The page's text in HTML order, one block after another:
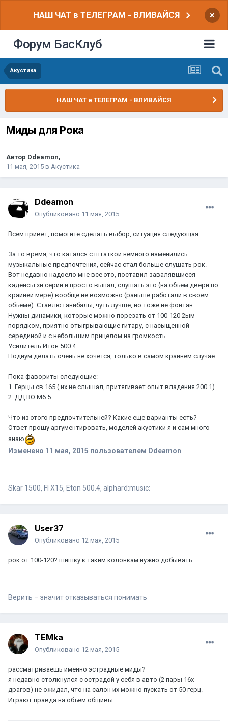
НАШ ЧАТ в ТЕЛЕГРАМ - ВЛИВАЙСЯ ×
Форум БасКлуб
Акустика
НАШ ЧАТ в ТЕЛЕГРАМ - ВЛИВАЙСЯ
Миды для Рока
Автор Ddeamon,
11 мая, 2015 в Акустика
Ddeamon
Опубликовано 11 мая, 2015
Всем привет, помогите сделать выбор, ситуация следующая:
За то время, что катался с штаткой немного изменились
музыкальные предпочтения, сейчас стал больше слушать рок.
Вот недавно надоело мне все это, поставил завалявшиеся
каденсы хн серии и просто выпал, слушать это (на объем двери по
крайней мере) вообще не возможно (раньше работали в своем
объеме). Ставлю ганибалы, чуть лучше, но тоже не фонтан.
Нужны динамики, которые можно порезать от 100-120 2ым
порядком, приятно отыгрывающие гитару, с насыщенной
серединой и с небольшим прицелом на громкость.
Усилитель Итон 500.4
Подиум делать очень не хочется, только в самом крайнем случае.
Пока фавориты следующие:
1. Герцы св 165 ( их не слышал, притягивает опыт владения 200.1)
2. ДД ВО М6.5
Что из этого предпочтительней? Какие еще варианты есть?
Ответ прошу аргументировать, моделей акустики я и сам много
знаю
Изменено 11 мая, 2015 пользователем Ddeamon
Skar 1500, FI X15, Eton 500.4, alphard:music:
User37
Опубликовано 12 мая, 2015
рок от 100-120? шишку к таким колонкам нужно добывать
Верить – значит отказываться понимать
TEMka
Опубликовано 12 мая, 2015
рассматриваешь именно эстрадные миды?
я недавно столкнулся с эстрадой у себя в авто (2 пары 16х
драгов) не ожидал, что на салон их можно пускать от 50 герц.
Играют правда на объем общивы.